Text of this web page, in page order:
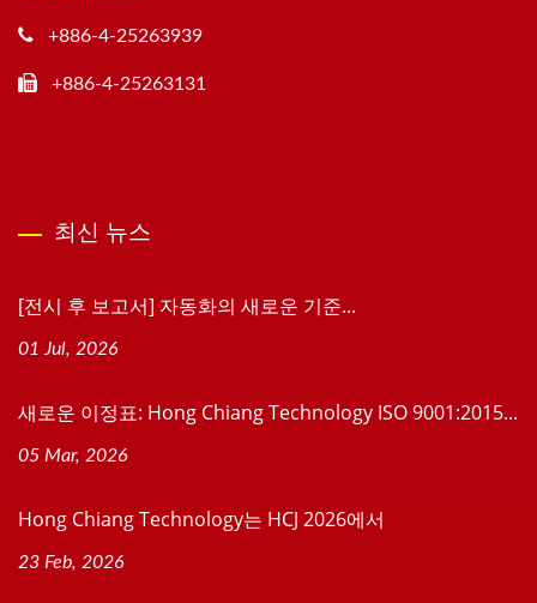
+886-4-25263939
+886-4-25263131
최신 뉴스
[전시 후 보고서] 자동화의 새로운 기준...
01 Jul, 2026
새로운 이정표: Hong Chiang Technology ISO 9001:2015...
05 Mar, 2026
Hong Chiang Technology는 HCJ 2026에서
23 Feb, 2026